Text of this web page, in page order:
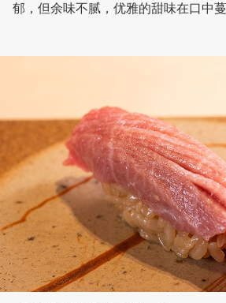
郁，但余味不腻，优雅的甜味在口中蔓